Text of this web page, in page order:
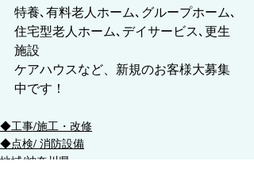
特養､有料老人ホーム､グループホーム､
住宅型老人ホーム､デイサービス､更生
施設
ケアハウスなど、新規のお客様大募集
中です！
◆工事/施工・改修
◆点検/ 消防設備
地域/神奈川県